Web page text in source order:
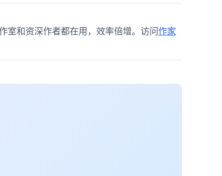
室和资深作者都在用，效率倍增。访问作家